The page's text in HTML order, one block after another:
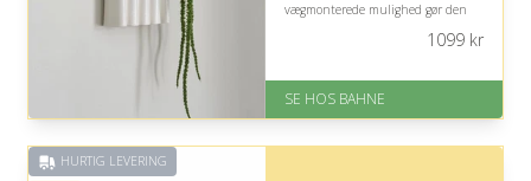
vægmonterede mulighed gør den
På lager
Levering: 1-3 hverdage
Fremragende Trustpilot rating
1099kr
SE HOS BAHNE
HURTIG LEVERING